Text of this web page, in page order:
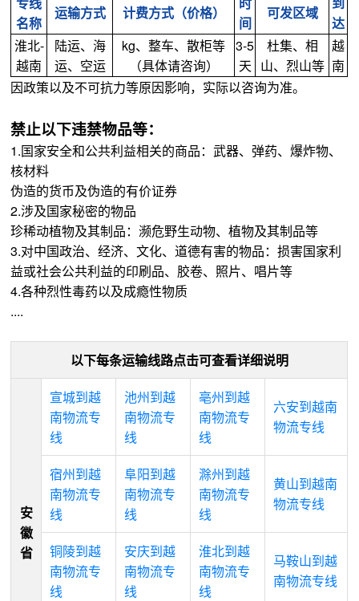
名称
运输方式 计费方式（价格）
间
可发区域
达
淮北-
越南
陆运、海
运、空运
kg、整车、散柜等
（具体请咨询）
3-5
天
杜集、相
山、烈山等
越
南
因政策以及不可抗力等原因影响，实际以咨询为准。
禁止以下违禁物品等：
1.国家安全和公共利益相关的商品：武器、弹药、爆炸物、
核材料
伪造的货币及伪造的有价证券
2.涉及国家秘密的物品
珍稀动植物及其制品：濒危野生动物、植物及其制品等
3.对中国政治、经济、文化、道德有害的物品：损害国家利
益或社会公共利益的印刷品、胶卷、照片、唱片等
4.各种烈性毒药以及成瘾性物质
....
以下每条运输线路点击可查看详细说明
安
徽
省
宣城到越
南物流专
线
池州到越
南物流专
线
亳州到越
南物流专
线
六安到越南
物流专线
宿州到越
南物流专
线
阜阳到越
南物流专
线
滁州到越
南物流专
线
黄山到越南
物流专线
铜陵到越
南物流专
线
安庆到越
南物流专
线
淮北到越
南物流专
线
马鞍山到越
南物流专线